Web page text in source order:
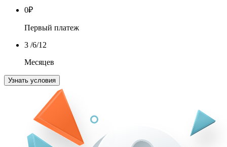
0₽
Первый платеж
3 /6/12
Месяцев
Узнать условия